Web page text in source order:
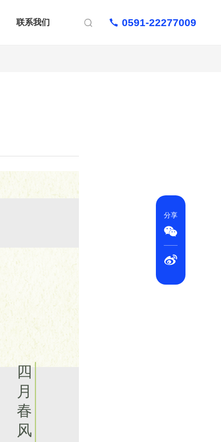
联系我们  0591-22277009
四
月
春
风
分享

